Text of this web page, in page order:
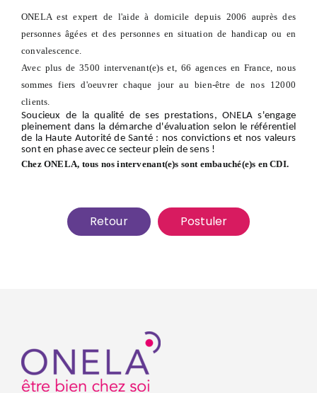
ONELA est expert de l'aide à domicile depuis 2006 auprès des
personnes âgées et des personnes en situation de handicap ou en
convalescence.
Avec plus de 3500 intervenant(e)s et, 66 agences en France, nous
sommes fiers d'oeuvrer chaque jour au bien-être de nos 12000
clients.
Soucieux de la qualité de ses prestations, ONELA s'engage
pleinement dans la démarche d'évaluation selon le référentiel
de la Haute Autorité de Santé : nos convictions et nos valeurs
sont en phase avec ce secteur plein de sens !
Chez ONELA, tous nos intervenant(e)s sont embauché(e)s en CDI.
Retour Postuler